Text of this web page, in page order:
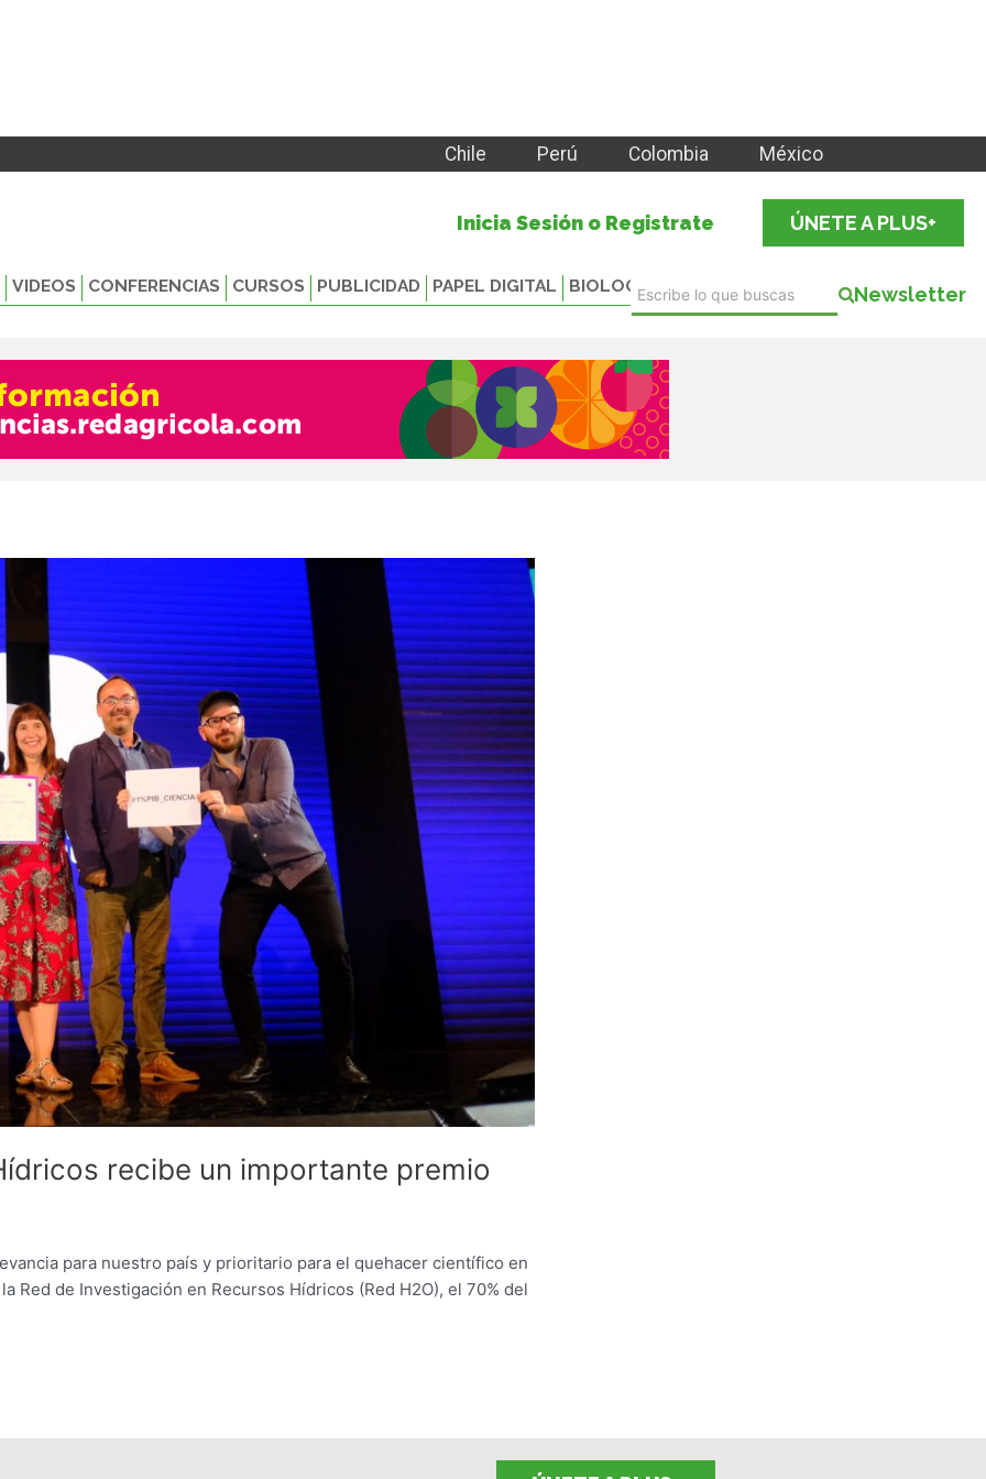
Chile Perú Colombia México
Inicia Sesión o Registrate ÚNETE A PLUS+
VIDEOS CONFERENCIAS CURSOS PUBLICIDAD PAPEL DIGITAL BIOLOGICALS Newsletter
recibe un importante premio
para nuestro país y prioritario para el quehacer científico en
Red de Investigación en Recursos Hídricos (Red H2O), el 70% del